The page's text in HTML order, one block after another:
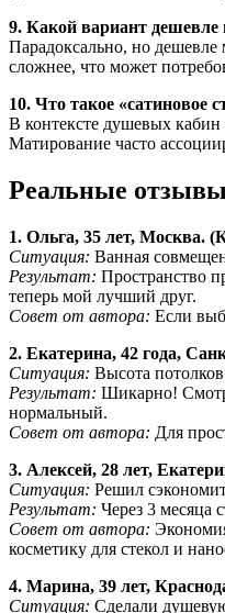
9. Какой вариант дешевле
Парадоксально, но дешевле
сложнее, что может
10. Что такое «сатиновое
В контексте душевых кабин
Матирование часто
Реальные
1. Ольга, 35 лет, Москва.
Ситуация: Ванная
Результат: Пространство
теперь мой лучший друг.
Совет от автора: Если
2. Екатерина, 42 года,
Ситуация: Высота
Результат: Шикарно!
нормальный.
Совет от автора: Для
3. Алексей, 28 лет,
Ситуация: Решил
Результат: Через 3 месяца
Совет от автора:
косметику для стекол и
4. Марина, 39 лет,
Ситуация: Сделали